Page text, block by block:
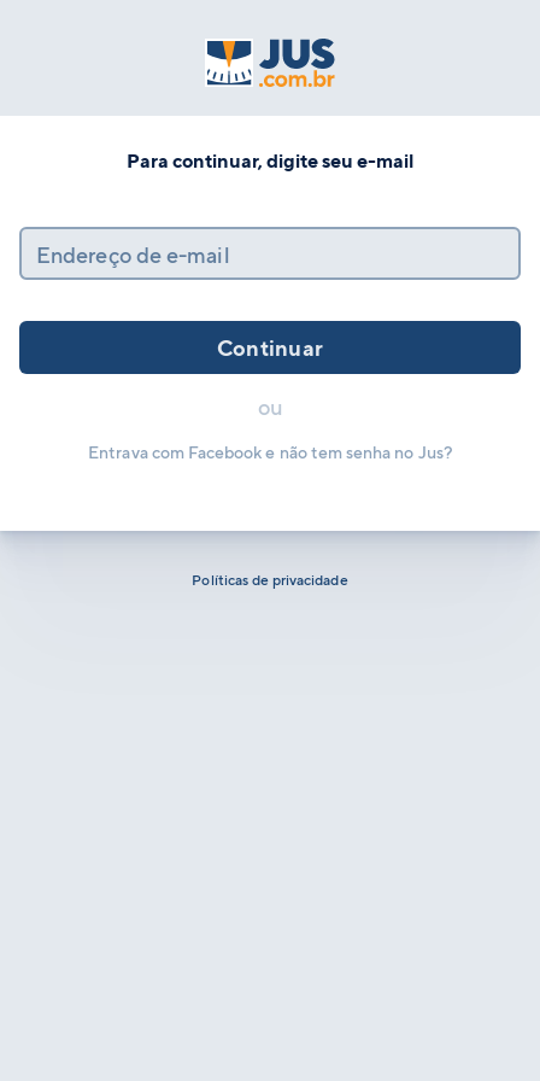
Para continuar, digite seu e-mail
Endereço de e-mail
Continuar
ou
Entrava com Facebook e não tem senha no Jus?
Políticas de privacidade